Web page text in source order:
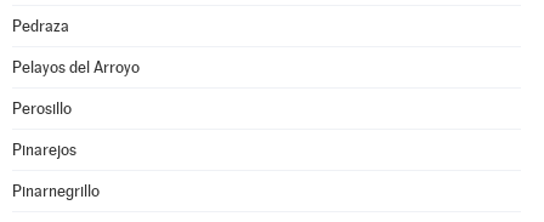
Pedraza
Pelayos del Arroyo
Perosillo
Pinarejos
Pinarnegrillo